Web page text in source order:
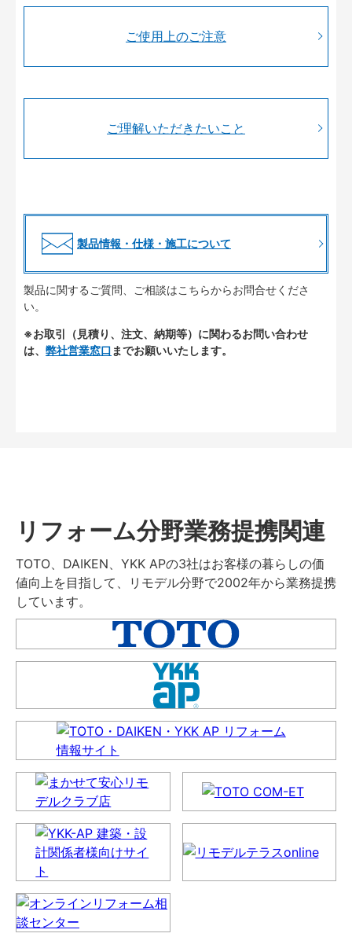
ご使用上のご注意
ご理解いただきたいこと
製品情報・仕様・施工について
製品に関するご質問、ご相談はこちらからお問合せくださ
い。
※お取引（見積り、注文、納期等）に関わるお問い合わせ
は、 弊社営業窓口 までお願いいたします。
リフォーム分野業務提携関連
TOTO、DAIKEN、YKK APの3社はお客様の暮らしの価
値向上を目指して、リモデル分野で2002年から業務提携
しています。